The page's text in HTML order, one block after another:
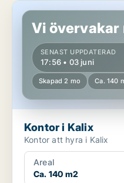
Kontor i Kalix
Vi övervakar
SENAST UPPDATERAD
17:56 • 03 juni
Skapad 2 mo Ca. 140
Kontor i Kalix
Kontor att hyra i Kalix
Areal
Ca. 140 m2